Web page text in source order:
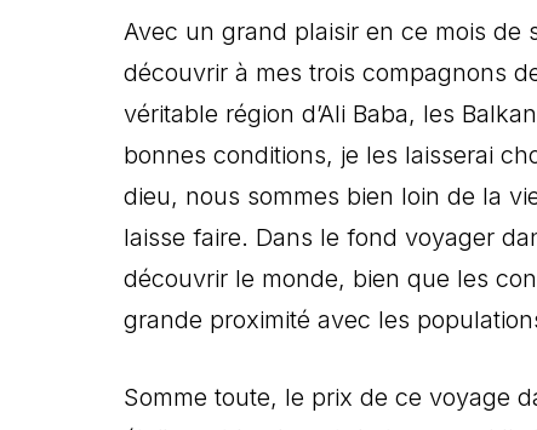
Avec un grand plaisir en ce mois de
découvrir à mes trois compagnons
véritable région d’Ali Baba, les
bonnes conditions, je les laisserai
dieu, nous sommes bien loin de la
laisse faire. Dans le fond voyager
découvrir le monde, bien que les
grande proximité avec les
Somme toute, le prix de ce voyage